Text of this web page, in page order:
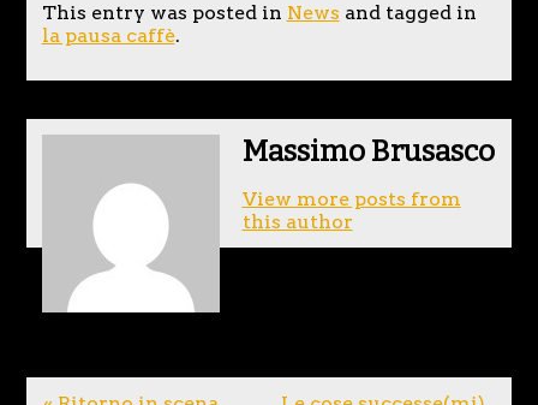
This entry was posted in News and tagged in
la pausa caffè.
Massimo Brusasco
View more posts from
this author